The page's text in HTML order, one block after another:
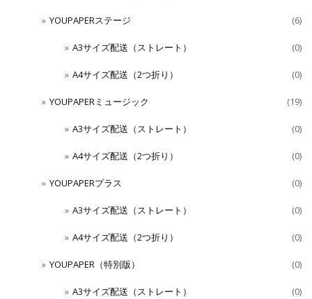
YOUPAPERステージ (6)
A3サイズ配送（ストレート） (0)
A4サイズ配送（2つ折り） (0)
YOUPAPERミュージック (19)
A3サイズ配送（ストレート） (0)
A4サイズ配送（2つ折り） (0)
YOUPAPERプラス (0)
A3サイズ配送（ストレート） (0)
A4サイズ配送（2つ折り） (0)
YOUPAPER（特別版） (0)
A3サイズ配送（ストレート） (0)